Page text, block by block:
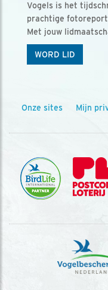
Vogels is het
prachtige
Met jouw
WORD LID
Onze sites Mijn